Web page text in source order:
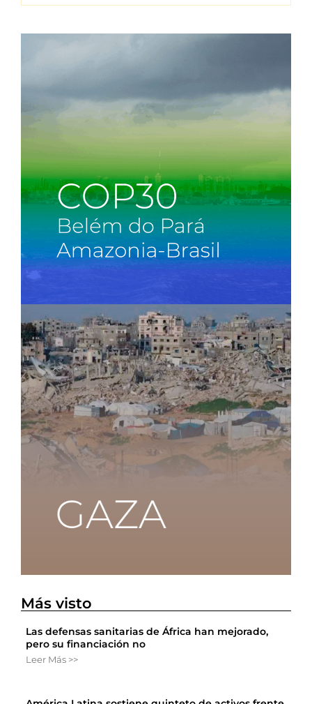
Más visto
Las defensas sanitarias de África han mejorado,
pero su financiación no
Leer Más >>